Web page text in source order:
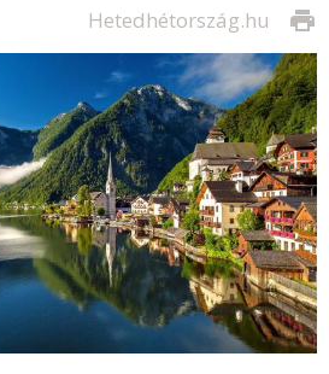
print
Hetedhétország.hu